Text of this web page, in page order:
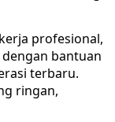
profesional,
bantuan
terbaru.
ringan,